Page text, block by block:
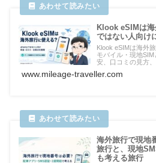
Klook eSIMは
ではない人向け
Klook eSIMは海外
モバイル・現地
安、口コミの見方
www.mileage-traveller.com
海外旅行で現地
旅行と、現地
も考える旅行